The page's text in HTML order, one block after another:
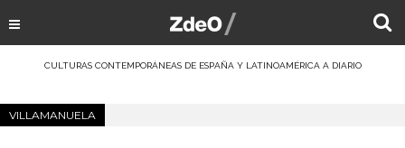
CULTURAS CONTEMPORÁNEAS DE ESPAÑA Y LATINOAMÉRICA A DIARIO
VILLAMANUELA